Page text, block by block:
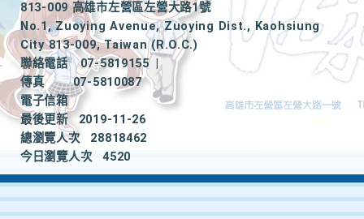
813-009 高雄市左營區左營大路1號
No.1, Zuoying Avenue, Zuoying Dist., Kaohsiung
City 813-009, Taiwan (R.O.C.)
聯絡電話
07-5819155
|
傳真
07-5810087
電子信箱
最後更新
2019-11-26
總瀏覽人次
28818462
今日瀏覽人次
4520